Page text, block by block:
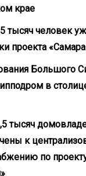
крае
тысяч человек
проекта
Большого
в
тысяч
к
по